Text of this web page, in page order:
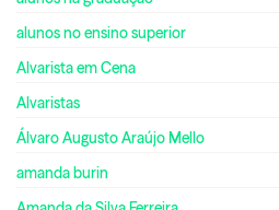
alunos no ensino superior
Alvarista em Cena
Alvaristas
Álvaro Augusto Araújo Mello
amanda burin